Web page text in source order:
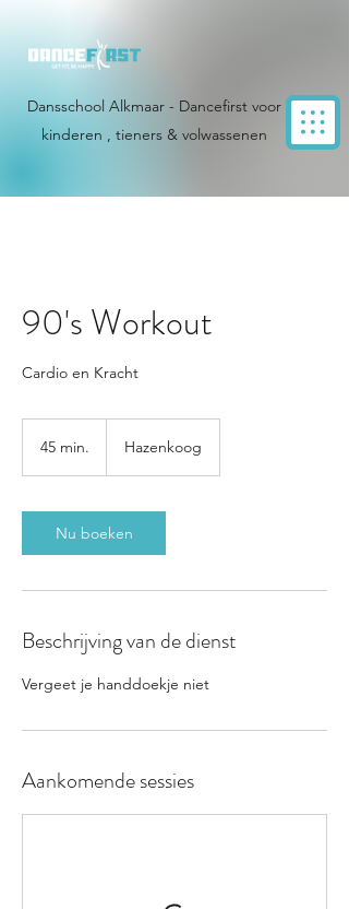
Dansschool Alkmaar - Dancefirst voor
kinderen , tieners & volwassenen
90's Workout
Cardio en Kracht
45 min.
i
n
.
Hazenkoog
Nu boeken
Beschrijving van de dienst
Vergeet je handdoekje niet
Aankomende sessies